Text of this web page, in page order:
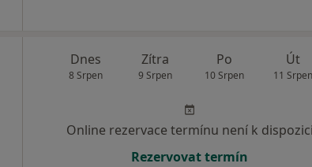
Dnes
8 Srpen
Zítra
9 Srpen
Po
10 Srpen
Út
11 Srpen
Online rezervace termínu není k dispozici
Rezervovat termín